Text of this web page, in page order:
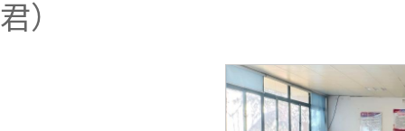
君）